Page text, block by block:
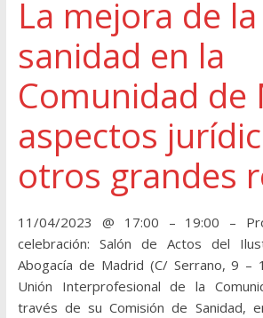
La mejora de la
sanidad en la
Comunidad de
aspectos
otros grandes
11/04/2023 @ 17:00 – 19:00 –
celebración: Salón de Actos del
Abogacía de Madrid (C/ Serrano, 9 –
Unión Interprofesional de la
través de su Comisión de Sanidad,